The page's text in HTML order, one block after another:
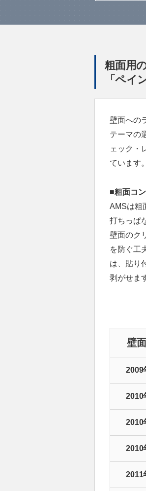
粗面用
「ペイ
壁面への
テーマの
ェック・
ています。
■粗面コ
AMSは粗
打ちっぱ
壁面のク
を防ぐ工
は、貼り
剥がせま
壁
2009
2010
2010
2010
2011